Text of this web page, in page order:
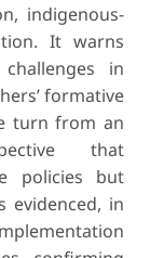
indigenous-
It warns
in
formative
turn from an
that
policies but
evidenced, in